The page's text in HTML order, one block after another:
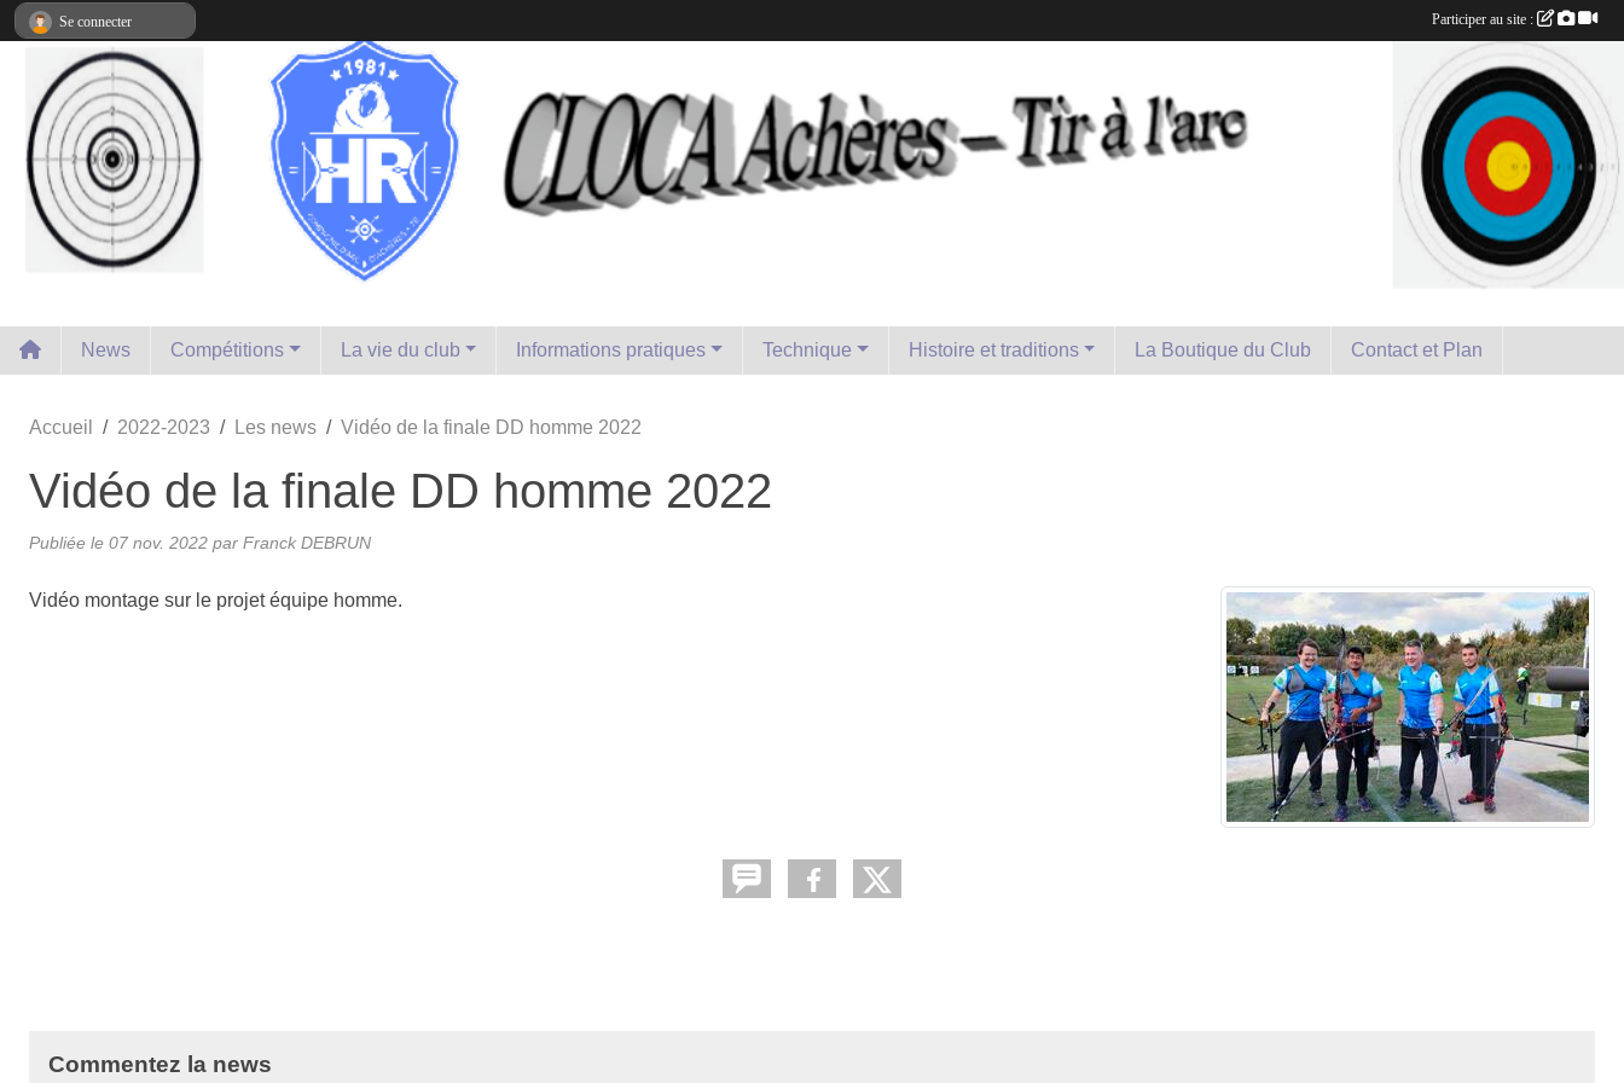
News Compétitions La vie du club Informations pratiques Technique Histoire et traditions La Boutique du Club Contact et Plan
Accueil 2022-2023 Les news Vidéo de la finale DD homme 2022
Vidéo de la finale DD homme 2022
Publiée le 07 nov. 2022 par Franck DEBRUN
Vidéo montage sur le projet équipe homme.
Commentez la news
Se connecter Participer au site :
Panneau de gestion des cookies